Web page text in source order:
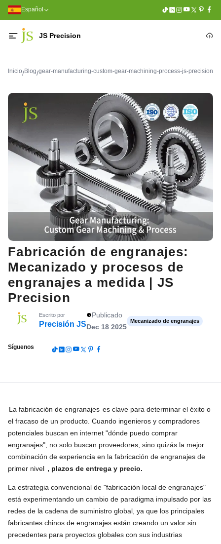
Español
JS Precision
Inicio/Blog/gear-manufacturing-custom-gear-machining-process-js-precision
Fabricación de engranajes:
Mecanizado y procesos de
engranajes a medida | JS
Precision
Escrito por
Precisión JS
Publicado
Dec 18 2025
Mecanizado de engranajes
Síguenos
La fabricación de engranajes es clave para determinar el éxito o
el fracaso de un producto. Cuando ingenieros y compradores
potenciales buscan en internet "dónde puedo comprar
engranajes", no solo buscan proveedores, sino quizás la mejor
combinación de experiencia en la fabricación de engranajes de
primer nivel , plazos de entrega y precio.
La estrategia convencional de "fabricación local de engranajes"
está experimentando un cambio de paradigma impulsado por las
redes de la cadena de suministro global, ya que los principales
fabricantes chinos de engranajes están creando un valor sin
precedentes para proyectos globales con sus industrias